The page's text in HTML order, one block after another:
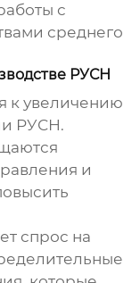
с
среднего
РУСН
к увеличению
РУСН.
и
спрос на